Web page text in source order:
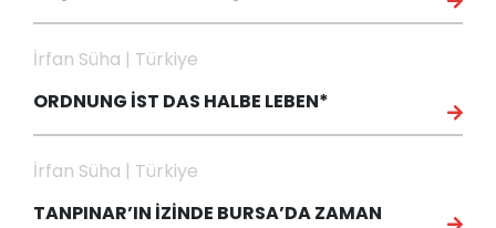
İrfan Süha | Türkiye
ORDNUNG İST DAS HALBE LEBEN*
İrfan Süha | Türkiye
TANPINAR’IN İZİNDE BURSA’DA ZAMAN